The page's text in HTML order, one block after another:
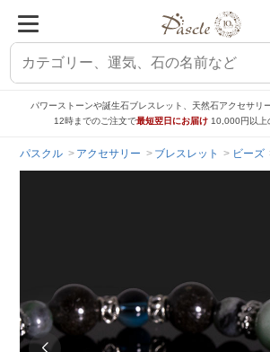
パワーストーンや誕生石ブレスレット、天然石アクセサリ
12時までのご注文で最短翌日にお届け 10,000円以上
パスクル アクセサリー ブレスレット ビーズ